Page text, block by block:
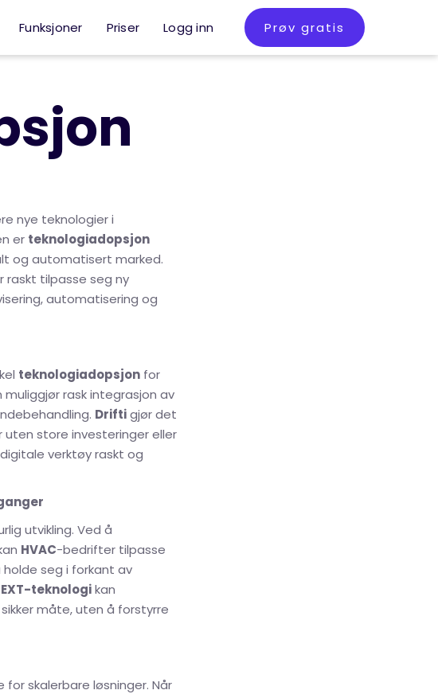
Funksjoner Priser Logg inn Prøv gratis
nye teknologier i
er teknologiadopsjon
og automatisert marked.
raskt tilpasse seg ny
automatisering og
teknologiadopsjon for
rask integrasjon av
Driftigjør det
uten store investeringer eller
verktøy raskt og
utvikling. Ved å
HVAC-bedrifter tilpasse
seg i forkant av
teknologikan
måte, uten å forstyrre
skalerbare løsninger. Når